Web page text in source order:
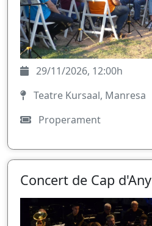
29/11/2026, 12:00h
Teatre Kursaal, Manresa
Properament
Concert de Cap d'Any